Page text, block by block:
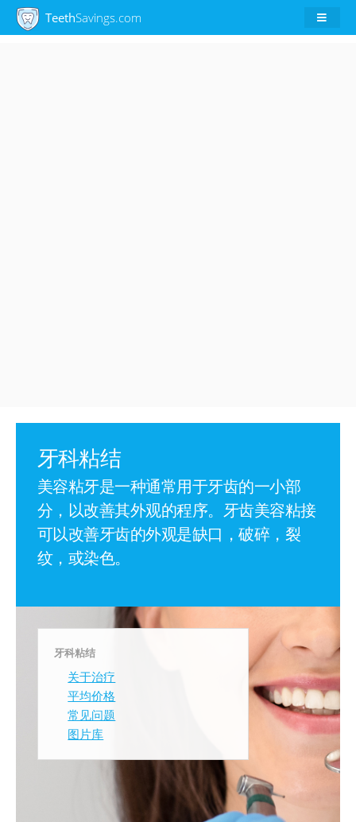
TeethSavings.com
牙科粘结
美容粘牙是一种通常用于牙齿的一小部
分，以改善其外观的程序。牙齿美容粘接
可以改善牙齿的外观是缺口，破碎，裂
纹，或染色。
牙科粘结
关于治疗
平均价格
常见问题
图片库